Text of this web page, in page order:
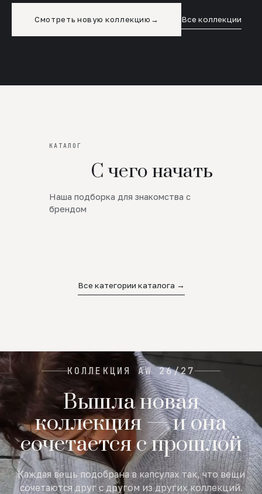
Смотреть новую коллекцию → Все коллекции
КАТАЛОГ
С чего начать
Наша подборка для знакомства с
брендом
Новинки
SALE
Все категории каталога →
КОЛЛЕКЦИЯ AW 26/27
Вышла новая
коллекция — и она
сочетается с прошлой
Каждая вещь подобрана в капсулах так, что вещи
сочетаются друг с другом из других коллекций.